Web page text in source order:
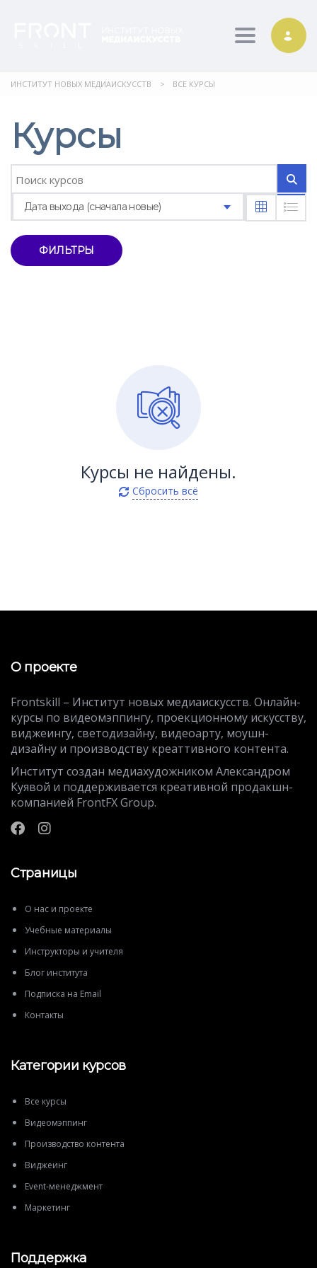
Toggle
ИНСТИТУТ НОВЫХ МЕДИАИСКУССТВ > ВСЕ КУРСЫ
Курсы
Дата выхода (сначала новые)
ФИЛЬТРЫ
Курсы не найдены.
Сбросить всё
О проекте
Frontskill – Институт новых медиаискусств. Онлайн-
курсы по видеомэппингу, проекционному искусству,
виджеингу, светодизайну, видеоарту, моушн-
дизайну и производству креаттивного контента.
Институт создан медиахудожником Александром
Куявой и поддерживается креативной продакшн-
компанией FrontFX Group.
Страницы
О нас и проекте
Учебные материалы
Инструкторы и учителя
Блог института
Подписка на Email
Контакты
Категории курсов
Все курсы
Видеомэппинг
Производство контента
Виджеинг
Event-менеджмент
Маркетинг
Поддержка